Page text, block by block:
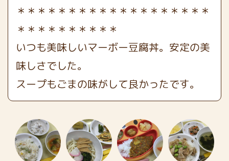
＊＊＊＊＊＊＊＊＊＊＊＊＊＊＊＊＊＊＊
＊＊＊＊＊＊＊＊＊＊
いつも美味しいマーボー豆腐丼。安定の美
味しさでした。
スープもごまの味がして良かったです。